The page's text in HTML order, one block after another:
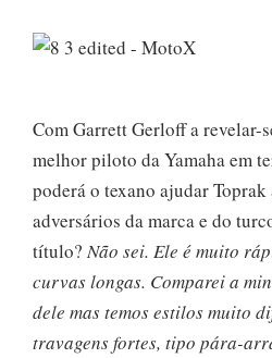
Com Garrett Gerloff a revelar-
melhor piloto da Yamaha em
poderá o texano ajudar
adversários da marca e do
título? Não sei. Ele é muito
curvas longas. Comparei a
dele mas temos estilos muito
travagens fortes, tipo pára-